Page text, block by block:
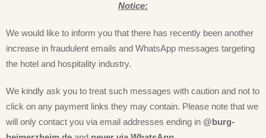
Notice:
We would like to inform you that there has recently been another
increase in fraudulent emails and WhatsApp messages targeting
the hotel and hospitality industry.
We kindly ask you to treat such messages with caution and not to
click on any payment links they may contain. Please note that we
will only contact you via email addresses ending in @burg-